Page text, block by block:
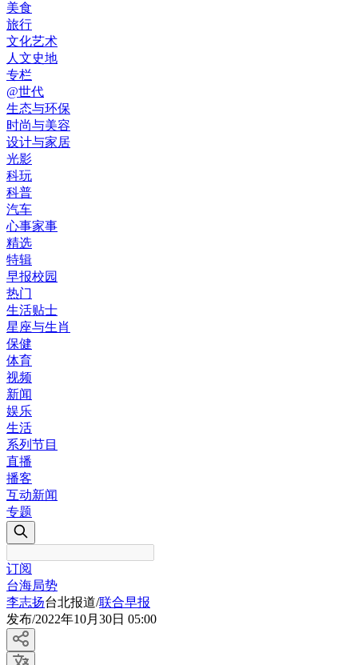
美食
旅行
文化艺术
人文史地
专栏
@世代
生态与环保
时尚与美容
设计与家居
光影
科玩
科普
汽车
心事家事
精选
特辑
早报校园
热门
生活贴士
星座与生肖
保健
体育
视频
新闻
娱乐
生活
系列节目
直播
播客
互动新闻
专题
订阅
台海局势
李志扬台北报道/联合早报
发布/2022年10月30日 05:00